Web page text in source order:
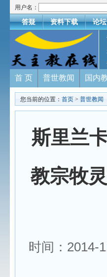
用户名：
答疑 资料下载 论坛
首 页 普世教闻 国内
您当前的位置： 首页 > 普世教闻
斯里兰
教宗牧
时间：2014-